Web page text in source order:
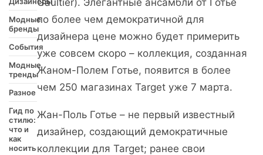
Модные
бренды
События
Модные
тренды
Разное
Гид по
стилю:
что и
как
носить
Gaultier). Элегантные ансамбли от Готье
по более чем демократичной для
дизайнера цене можно будет примерить
уже совсем скоро – коллекция, созданная
Жаном-Полем Готье, появится в более
чем 250 магазинах Target уже 7 марта.
Жан-Поль Готье – не первый известный
дизайнер, создающий демократичные
коллекции для Target; ранее свои